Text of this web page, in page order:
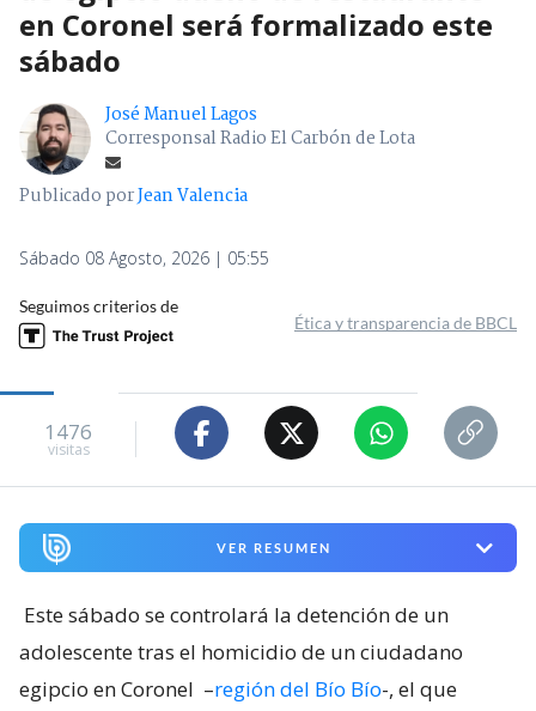
en Coronel será formalizado este
sábado
José Manuel Lagos
Corresponsal Radio El Carbón de Lota
Publicado porJean Valencia
Sábado 08 Agosto, 2026 | 05:55
Seguimos criterios de
Ética y transparencia de BBCL
1476
visitas
VER RESUMEN
Este sábado se controlará la detención de un
adolescente tras el homicidio de un ciudadano
egipcio en Coronel –región del Bío Bío-, el que